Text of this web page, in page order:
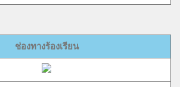
ช่องทางร้องเรียน